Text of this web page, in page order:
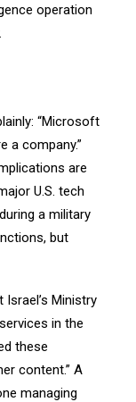
operation
“Microsoft
a company.”
are
U.S. tech
during a military
but
Ministry
in the
these
content.” A
managing